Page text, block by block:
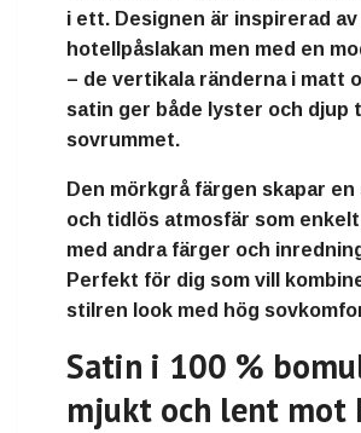
i ett. Designen är inspirerad
hotellpåslakan men med en
– de vertikala ränderna i matt
satin ger både lyster och djup
sovrummet.
Den mörkgrå färgen skapar
och tidlös atmosfär som
med andra färger och
Perfekt för dig som vill
stilren look med hög
Satin i 100 %
mjukt och lent mot